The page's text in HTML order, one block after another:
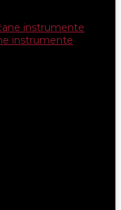
instrumente